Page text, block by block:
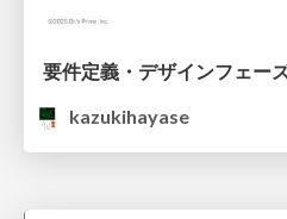
kazukihayase